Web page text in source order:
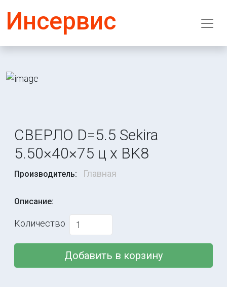
Инсервис
СВЕРЛО D=5.5 Sekira
5.50×40×75 ц х BK8
Производитель: Главная
Описание:
Количество
Добавить в корзину